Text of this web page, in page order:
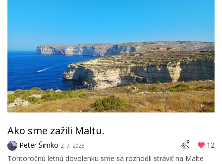
Ako sme zažili Maltu.
Peter Šimko 2. 7. 2025
12
Tohtoročnú letnú dovolenku sme sa rozhodli stráviť na Malte